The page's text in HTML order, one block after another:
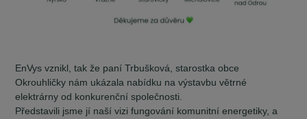
EnVys vznikl, tak že paní Trbušková, starostka obce
Okrouhličky nám ukázala nabídku na výstavbu větrné
elektrárny od konkurenční společnosti.
Představili jsme jí naší vizi fungování komunitní energetiky, a